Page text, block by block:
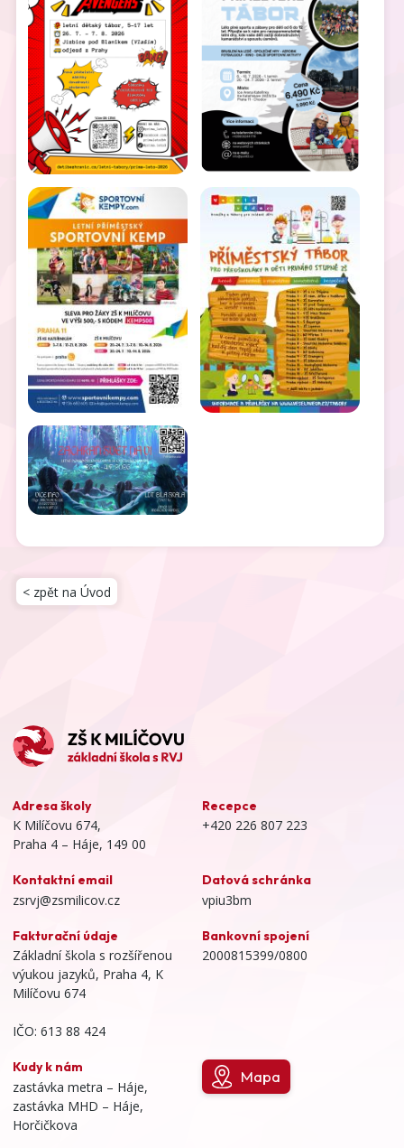
< zpět na Úvod
Adresa školy
K Milíčovu 674,
Praha 4 – Háje, 149 00
Recepce
+420 226 807 223
Kontaktní email
zsrvj@zsmilicov.cz
Datová schránka
vpiu3bm
Fakturační údaje
Základní škola s rozšířenou
výukou jazyků, Praha 4, K
Milíčovu 674
IČO: 613 88 424
Bankovní spojení
2000815399/0800
Kudy k nám
zastávka metra – Háje,
zastávka MHD – Háje,
Horčičkova
Mapa